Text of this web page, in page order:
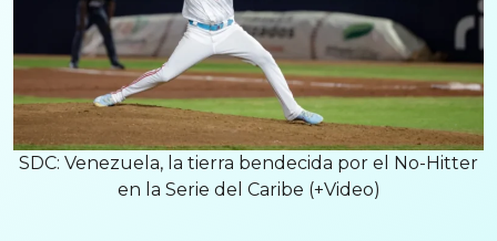
SDC: Venezuela, la tierra bendecida por el No-Hitter
en la Serie del Caribe (+Video)